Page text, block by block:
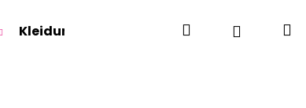
Kleidung für Jugendliche Für
SuchenLogin